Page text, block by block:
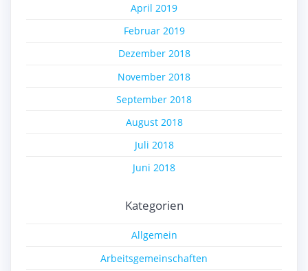
April 2019
Februar 2019
Dezember 2018
November 2018
September 2018
August 2018
Juli 2018
Juni 2018
Kategorien
Allgemein
Arbeitsgemeinschaften